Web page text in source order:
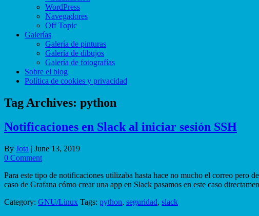
WordPress
Navegadores
Off Topic
Galerías
Galería de pinturas
Galería de dibujos
Galería de fotografías
Sobre el blog
Política de cookies y privacidad
Tag Archives: python
Notificaciones en Slack al iniciar sesión SSH
By Jota | June 13, 2019
0 Comment
Para este tipo de notificaciones utilizaba hasta hace no mucho el correo pero
caso de Grafana cómo crear una app en Slack pasamos en este caso
Category: GNU/Linux Tags: python, seguridad, slack